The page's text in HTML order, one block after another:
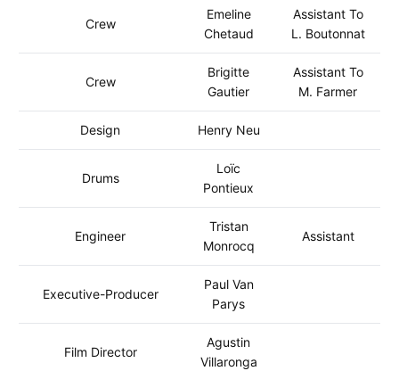
Crew
Emeline
Chetaud
Assistant To
L. Boutonnat
Crew
Brigitte
Gautier
Assistant To
M. Farmer
Design Henry Neu
Drums
Loïc
Pontieux
Engineer
Tristan
Monrocq
Assistant
Executive-Producer
Paul Van
Parys
Film Director
Agustin
Villaronga